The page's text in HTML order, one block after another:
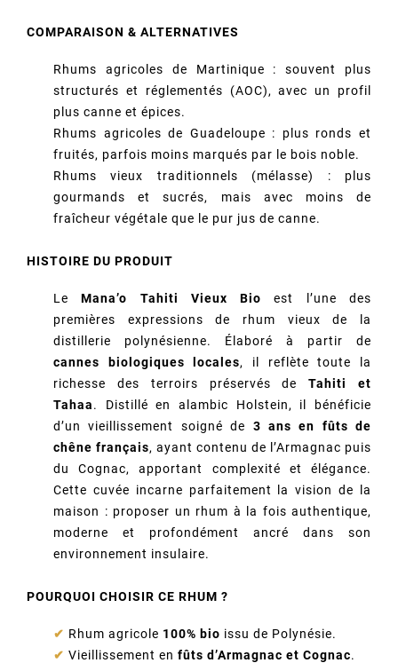
COMPARAISON & ALTERNATIVES
Rhums agricoles de Martinique : souvent plus
structurés et réglementés (AOC), avec un profil
plus canne et épices.
Rhums agricoles de Guadeloupe : plus ronds et
fruités, parfois moins marqués par le bois noble.
Rhums vieux traditionnels (mélasse) : plus
gourmands et sucrés, mais avec moins de
fraîcheur végétale que le pur jus de canne.
HISTOIRE DU PRODUIT
LeMana’o Tahiti Vieux Bio est l’une des
premières expressions de rhum vieux de la
distillerie polynésienne. Élaboré à partir de
cannes biologiques locales, il reflète toute la
richesse des terroirs préservés deTahiti et
Tahaa. Distillé en alambic Holstein, il bénéficie
d’un vieillissement soigné de 3 ans en fûts de
chêne français, ayant contenu de l’Armagnac puis
du Cognac, apportant complexité et élégance.
Cette cuvée incarne parfaitement la vision de la
maison : proposer un rhum à la fois authentique,
moderne et profondément ancré dans son
environnement insulaire.
POURQUOI CHOISIR CE RHUM ?
✔ Rhum agricole 100% bio issu de Polynésie.
✔ Vieillissement en fûts d’Armagnac et Cognac.